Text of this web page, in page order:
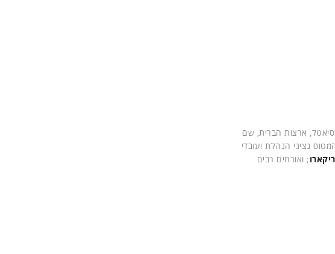
בסיאטל, ארצות הברית, שם
נציגי הנהלת ועובדי
ריקארו; ואורחים רבים